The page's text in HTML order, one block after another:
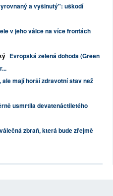
a vyšinutý": uškodí
v jeho válce na více frontách
Evropská zelená dohoda (Green
ale mají horší zdravotní stav než
usmrtila devatenáctiletého
zbraň, která bude zřejmě